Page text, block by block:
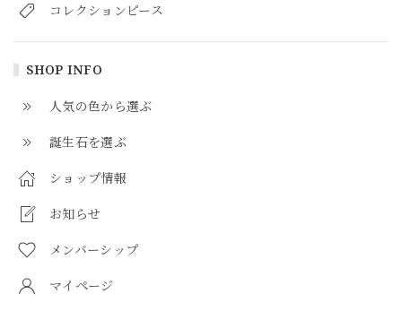
コレクションピース
SHOP INFO
人気の色から選ぶ
誕生石を選ぶ
ショップ情報
お知らせ
メンバーシップ
マイページ